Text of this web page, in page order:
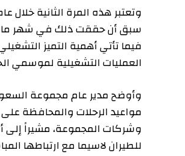
سبق أن حققت ذلك في شهر مارس
فيما تأتي أهمية التميز التشغيلي
العمليات التشغيلية لموسمي الحج
وأوضح مدير عام مجموعة السعودية
مواعيد الرحلات والمحافظة على
وشركات المجموعة، مشيراً إلى أن
للطيران لاسيما مع ارتباطها